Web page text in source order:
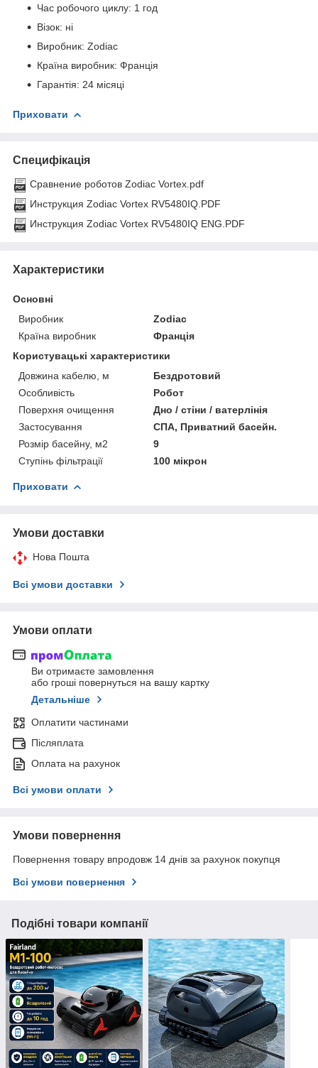
Час робочого циклу: 1 год
Візок: ні
Виробник: Zodiac
Країна виробник: Франція
Гарантія: 24 місяці
Приховати
Специфікація
Сравнение роботов Zodiac Vortex.pdf
Инструкция Zodiac Vortex RV5480IQ.PDF
Инструкция Zodiac Vortex RV5480IQ ENG.PDF
Характеристики
Основні
Виробник
Zodiac
Країна виробник
Франція
Користувацькі характеристики
Довжина кабелю, м
Бездротовий
Особливість
Робот
Поверхня очищення
Дно / стіни / ватерлінія
Застосування
СПА, Приватний басейн.
Розмір басейну, м2
9
Ступінь фільтрації
100 мікрон
Приховати
Умови доставки
Нова Пошта
Всі умови доставки
Умови оплати
Ви отримаєте замовлення
або гроші повернуться на вашу картку
Детальніше
Оплатити частинами
Післяплата
Оплата на рахунок
Всі умови оплати
Умови повернення
Повернення товару впродовж 14 днів за рахунок покупця
Всі умови повернення
Подібні товари компанії